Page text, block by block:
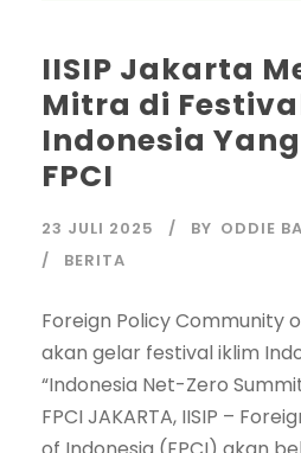
IISIP Jakarta
Mitra di
Indonesia
FPCI
23 JULI 2025 BY ODDIE
BERITA
Foreign Policy Community
akan gelar festival iklim
“Indonesia Net-Zero
FPCI JAKARTA, IISIP –